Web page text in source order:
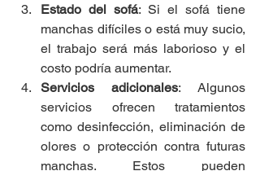
Estado del sofá: Si el sofá tiene
manchas difíciles o está muy sucio,
el trabajo será más laborioso y el
costo podría aumentar.
Servicios adicionales: Algunos
servicios ofrecen tratamientos
como desinfección, eliminación de
olores o protección contra futuras
manchas. Estos pueden